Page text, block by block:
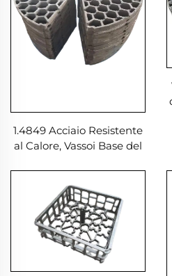
1.4849 Acciaio Resistente
al Calore, Vassoi Base del
Temperature